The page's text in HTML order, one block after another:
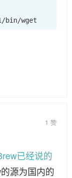
bin/wget
1 赞
已经说的
源为国内的